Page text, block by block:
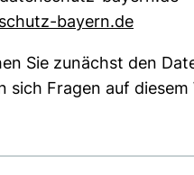
bayern.de
Sie zunächst den
sich Fragen auf